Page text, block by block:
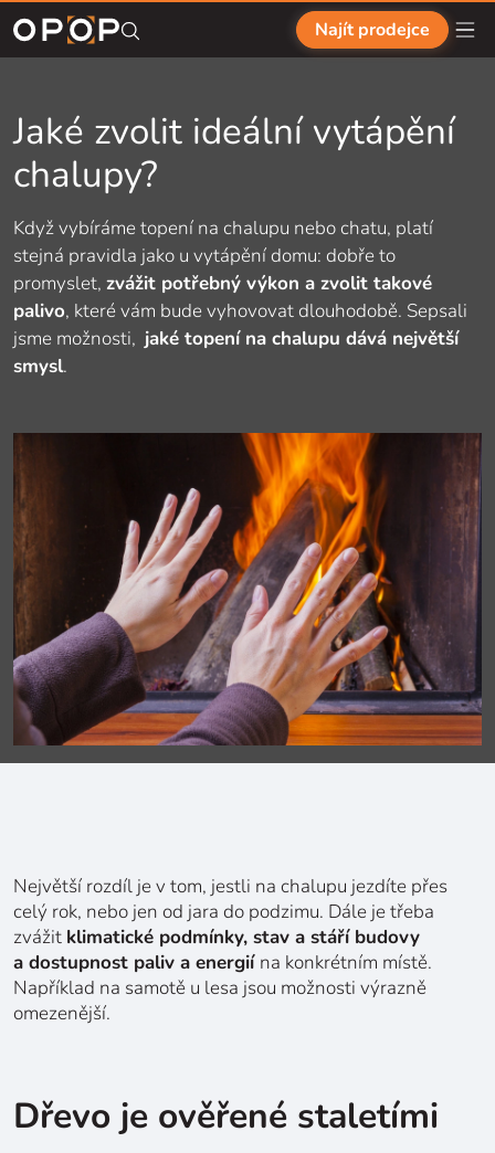
Přejít na hlavní obsah
Najít prodejce
Jaké zvolit ideální vytápění
chalupy?
Když vybíráme topení na chalupu nebo chatu, platí
stejná pravidla jako u vytápění domu: dobře to
promyslet, zvážit potřebný výkon a zvolit takové
palivo, které vám bude vyhovovat dlouhodobě. Sepsali
jsme možnosti, jaké topení na chalupu dává největší
smysl.
Největší rozdíl je v tom, jestli na chalupu jezdíte přes
celý rok, nebo jen od jara do podzimu. Dále je třeba
zvážit klimatické podmínky, stav a stáří budovy
a dostupnost paliv a energií na konkrétním místě.
Například na samotě u lesa jsou možnosti výrazně
omezenější.
Dřevo je ověřené staletími